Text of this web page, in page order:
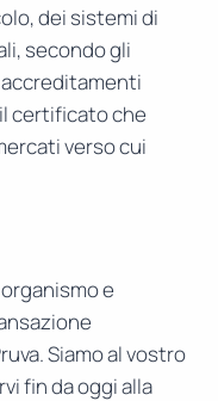
dei sistemi di
secondo gli
il certificato che
verso cui
e
Siamo al vostro
fin da oggi alla